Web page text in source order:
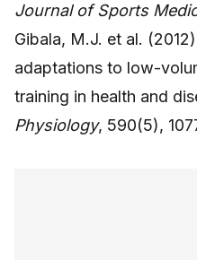
Journal of Sports
Gibala, M.J. et al.
adaptations to low-
training in health and
Physiology, 590(5),